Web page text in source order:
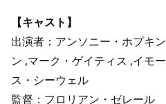
【キャスト】
出演者：アンソニー・ホプキ
ン ,マーク・ゲイティス ,イモ
ス・シーウェル
監督：フロリアン・ゼレール